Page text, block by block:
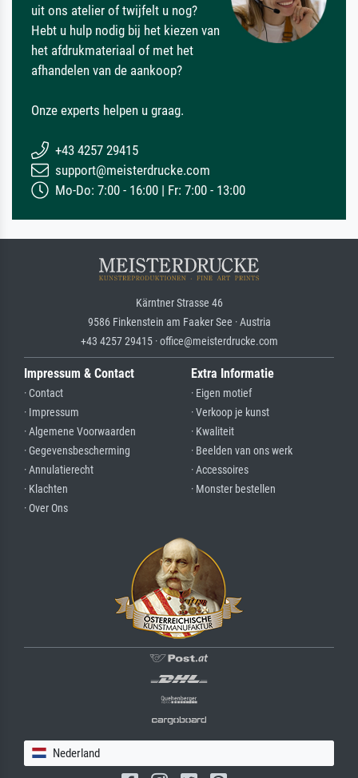
uit ons atelier of twijfelt u nog?
Hebt u hulp nodig bij het kiezen van
het afdrukmateriaal of met het
afhandelen van de aankoop?
Onze experts helpen u graag.
+43 4257 29415
support@meisterdrucke.com
Mo-Do: 7:00 - 16:00 | Fr: 7:00 - 13:00
Kärntner Strasse 46
9586 Finkenstein am Faaker See · Austria
+43 4257 29415 · office@meisterdrucke.com
Impressum & Contact
· Contact
· Impressum
· Algemene Voorwaarden
· Gegevensbescherming
· Annulatierecht
· Klachten
· Over Ons
Extra Informatie
· Eigen motief
· Verkoop je kunst
· Kwaliteit
· Beelden van ons werk
· Accessoires
· Monster bestellen
Nederland